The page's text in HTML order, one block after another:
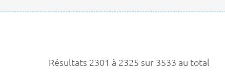
Résultats 2301 à 2325 sur 3533 au total